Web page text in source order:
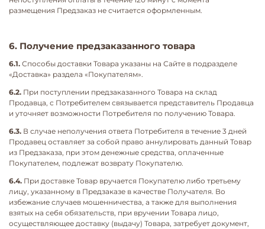
размещения Предзаказ не считается оформленным.
6. Получение предзаказанного товара
6.1. Способы доставки Товара указаны на Сайте в подразделе
«Доставка» раздела «Покупателям».
6.2. При поступлении предзаказанного Товара на склад
Продавца, с Потребителем связывается представитель Продавца
и уточняет возможности Потребителя по получению Товара.
6.3. В случае неполучения ответа Потребителя в течение 3 дней
Продавец оставляет за собой право аннулировать данный Товар
из Предзаказа, при этом денежные средства, оплаченные
Покупателем, подлежат возврату Покупателю.
6.4. При доставке Товар вручается Покупателю либо третьему
лицу, указанному в Предзаказе в качестве Получателя. Во
избежание случаев мошенничества, а также для выполнения
взятых на себя обязательств, при вручении Товара лицо,
осуществляющее доставку (выдачу) Товара, затребует документ,